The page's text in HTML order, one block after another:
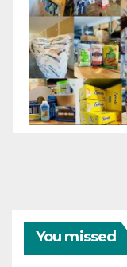
You missed